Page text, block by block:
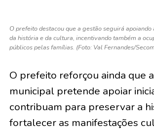
O prefeito destacou que a gestão seguirá
da história e da cultura, incentivando também a
públicos pelas famílias. (Foto: Val Fernandes/
O prefeito reforçou ainda que
municipal pretende apoiar
contribuam para preservar a
fortalecer as manifestações